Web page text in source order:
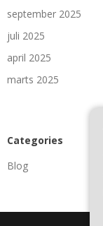
september 2025
juli 2025
april 2025
marts 2025
Categories
Blog